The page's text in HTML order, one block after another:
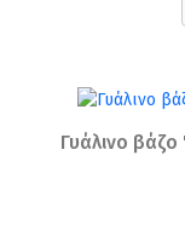
Γυάλινο